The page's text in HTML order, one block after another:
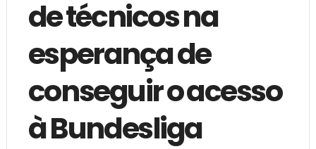
de técnicos na
esperança de
conseguir o acesso
à Bundesliga